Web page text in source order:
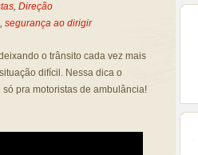
, Direção
, segurança ao dirigir
o trânsito cada vez mais
difícil. Nessa dica o
pra motoristas de ambulância!